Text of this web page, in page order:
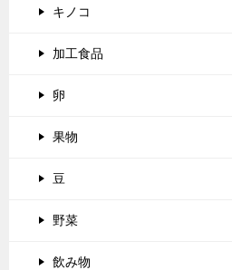
キノコ
加工食品
卵
果物
豆
野菜
飲み物